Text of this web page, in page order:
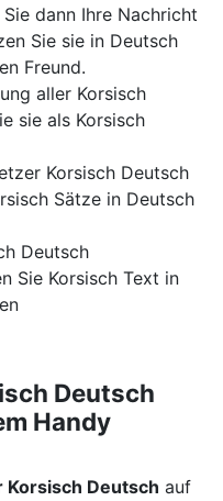
dann Ihre Nachricht
Sie sie in Deutsch
Freund.
aller Korsisch
sie als Korsisch
Korsisch Deutsch
Sätze in Deutsch
Deutsch
Sie Korsisch Text in
Deutsch
Handy
Korsisch Deutsch auf